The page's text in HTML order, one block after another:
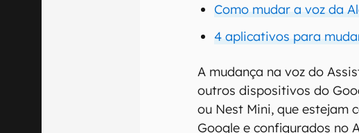
Como mudar a voz da
4 aplicativos para
A mudança na voz do
outros dispositivos do
ou Nest Mini, que estejam
Google e configurados no